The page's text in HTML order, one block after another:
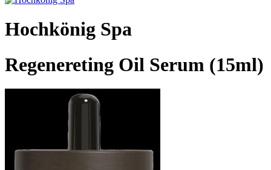
Hochkönig Spa
Regenereting Oil Serum (15ml)